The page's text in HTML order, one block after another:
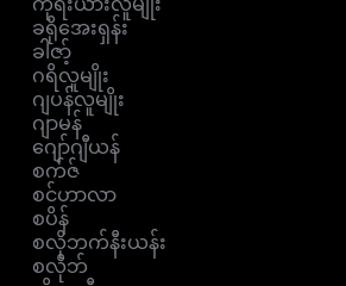
ခရိုအေးရှန်း
ခါဇာ့်
ဂရိလူမျိုး
ဂျပန်လူမျိုး
ဂျာမန်
ဂျော်ဂျီယန်
စက်ဇ်
စင်ဟာလာ
စပိန်
စလိုဘက်နီးယန်း
စလိုဘ်